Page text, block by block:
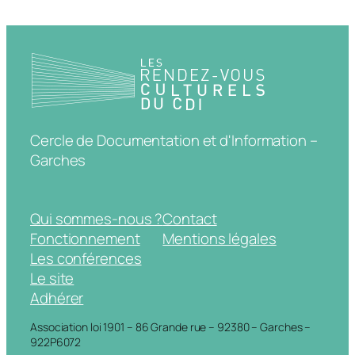
Cercle de Documentation et d'Information –
Garches
Qui sommes-nous ?
Fonctionnement
Les conférences
Le site
Adhérer
Contact
Mentions légales
Association loi 1901 – 86 Grande rue – 92380 – Garches –
922P6072